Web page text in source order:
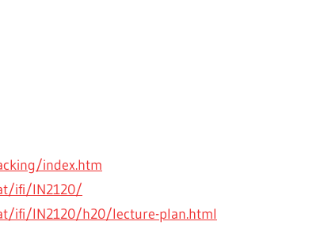
index.htm
ifi/IN2120/
ifi/IN2120/h20/lecture-plan.html